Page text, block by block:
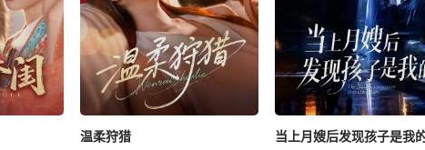
温柔狩猎
当上月嫂后发现孩子是我